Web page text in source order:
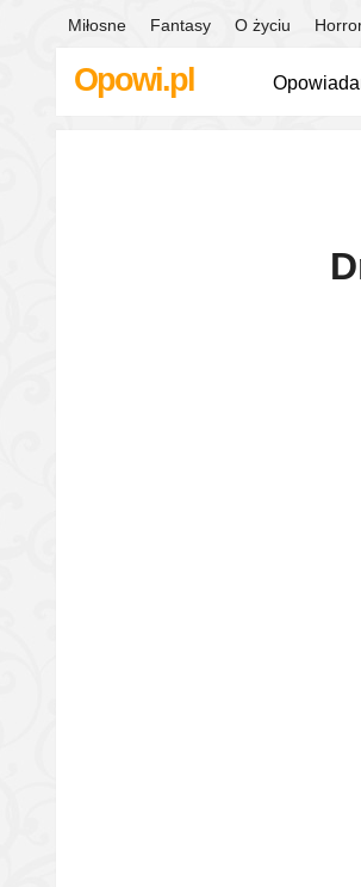
Miłosne Fantasy O życiu
Opowi.pl